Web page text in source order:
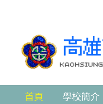
首頁 學校簡介